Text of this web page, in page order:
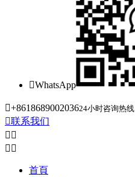
WhatsApp
+861868900203624小时咨询热线
联系我们
 
 
首頁